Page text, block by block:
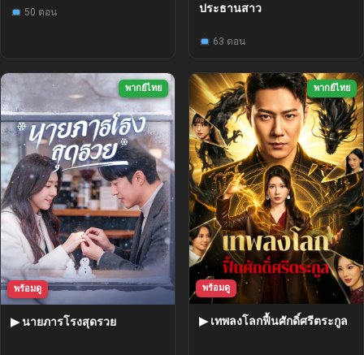
50 ตอน
ประธานสาว
63 ตอน
พากย์ไทย
พร้อมดู
▶ นายภารโรงสุดรวย
พากย์ไทย
พร้อมดู
▶ เทพลงโลกฟื้นศักดิ์ศรีตระกูล